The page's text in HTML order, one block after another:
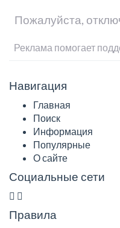
Пожалуйста,
Навигация
Главная
Поиск
Информация
Популярные
О сайте
Социальные сети
Правила